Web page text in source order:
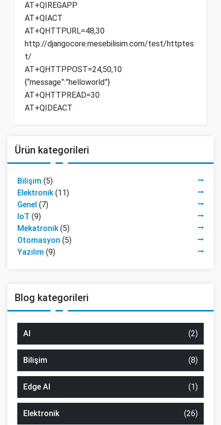
AT+QIREGAPP
AT+QIACT
AT+QHTTPURL=48,30
http://djangocore.mesebilisim.com/test/httptes
t/
AT+QHTTPPOST=24,50,10
{“message”:”helloworld”}
AT+QHTTPREAD=30
AT+QIDEACT
Ürün kategorileri
Bilişim (5)
Elektronik (11)
Genel (7)
IoT (9)
Mekatronik (5)
Otomasyon (5)
Yazılım (9)
Blog kategorileri
AI (2)
Bilişim (8)
Edge AI (1)
Elektronik (26)